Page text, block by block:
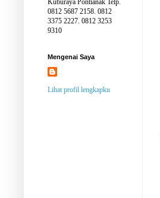
Kuburaya Pontianak Telp.
0812 5687 2158. 0812
3375 2227. 0812 3253
9310
Mengenai Saya
Lihat profil lengkapku